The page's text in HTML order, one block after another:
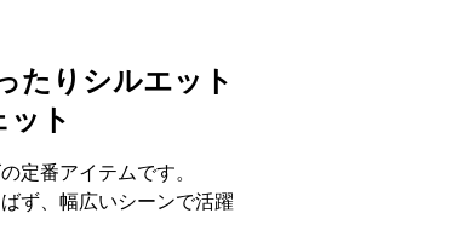
たりシルエット
ト
定番アイテムです。
ず、幅広いシーンで活躍